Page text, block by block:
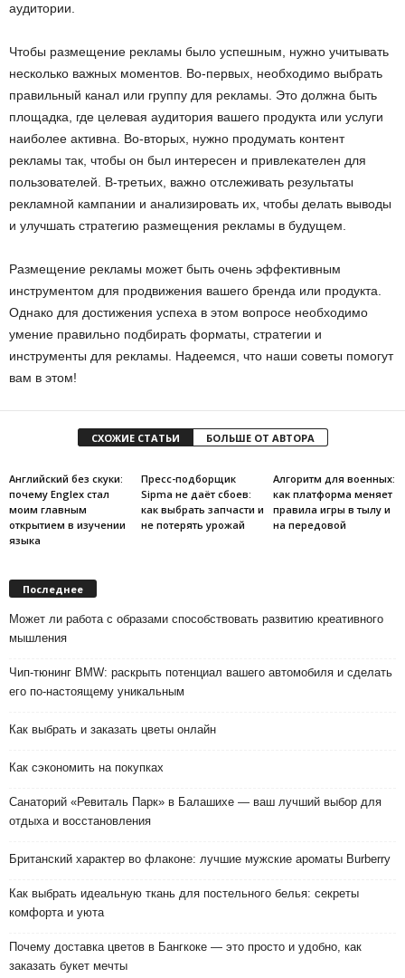
аудитории.
Чтобы размещение рекламы было успешным, нужно учитывать
несколько важных моментов. Во-первых, необходимо выбрать
правильный канал или группу для рекламы. Это должна быть
площадка, где целевая аудитория вашего продукта или услуги
наиболее активна. Во-вторых, нужно продумать контент
рекламы так, чтобы он был интересен и привлекателен для
пользователей. В-третьих, важно отслеживать результаты
рекламной кампании и анализировать их, чтобы делать выводы
и улучшать стратегию размещения рекламы в будущем.
Размещение рекламы может быть очень эффективным
инструментом для продвижения вашего бренда или продукта.
Однако для достижения успеха в этом вопросе необходимо
умение правильно подбирать форматы, стратегии и
инструменты для рекламы. Надеемся, что наши советы помогут
вам в этом!
СХОЖИЕ СТАТЬИ БОЛЬШЕ ОТ АВТОРА
Английский без скуки:
почему Englex стал
моим главным
открытием в изучении
языка
Пресс-подборщик
Sipma не даёт сбоев:
как выбрать запчасти и
не потерять урожай
Алгоритм для военных:
как платформа меняет
правила игры в тылу и
на передовой
Последнее
Может ли работа с образами способствовать развитию креативного
мышления
Чип-тюнинг BMW: раскрыть потенциал вашего автомобиля и сделать
его по-настоящему уникальным
Как выбрать и заказать цветы онлайн
Как сэкономить на покупках
Санаторий «Ревиталь Парк» в Балашихе — ваш лучший выбор для
отдыха и восстановления
Британский характер во флаконе: лучшие мужские ароматы Burberry
Как выбрать идеальную ткань для постельного белья: секреты
комфорта и уюта
Почему доставка цветов в Бангкоке — это просто и удобно, как
заказать букет мечты